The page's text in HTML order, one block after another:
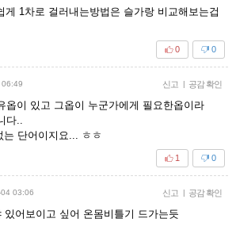
게 1차로 걸러내는방법은 슬가랑 비교해보는겁
0
0
신고 | 공감 확인
옵이 있고 그옵이 누군가에게 필요한옵이라
..
단어이지요... ㅎㅎ
0
1
03:06 신고 | 공감 확인
있어보이고 싶어 온몸비틀기 드가는듯